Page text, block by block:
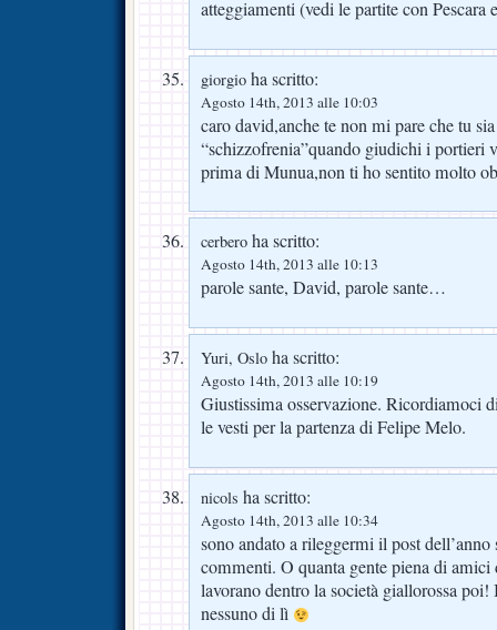
atteggiamenti (vedi le partite con Pescara
giorgio ha scritto:
Agosto 14th, 2013 alle 10:03
caro david,anche te non mi pare che tu
“schizzofrenia”quando giudichi i portieri
prima di Munua,non ti ho sentito molto
cerbero ha scritto:
Agosto 14th, 2013 alle 10:13
parole sante, David, parole sante…
Yuri, Oslo ha scritto:
Agosto 14th, 2013 alle 10:19
Giustissima osservazione. Ricordiamoci
le vesti per la partenza di Felipe Melo.
nicols ha scritto:
Agosto 14th, 2013 alle 10:34
sono andato a rileggermi il post
commenti. O quanta gente piena di amici
lavorano dentro la società giallorossa
nessuno di lì